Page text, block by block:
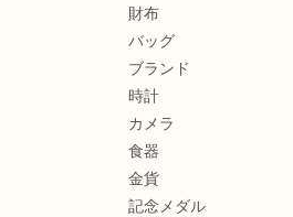
財布
バッグ
ブランド
時計
カメラ
食器
金貨
記念メダル